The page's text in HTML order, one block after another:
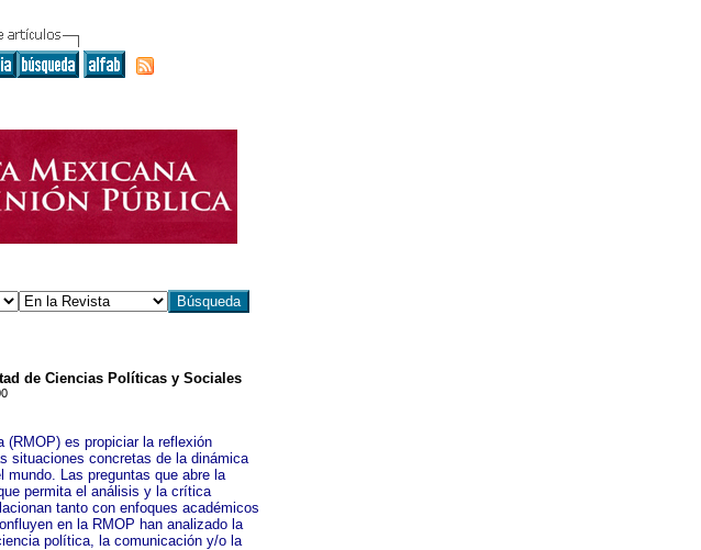
de Ciencias Políticas y Sociales
(RMOP) es propiciar la reflexión
situaciones concretas de la dinámica
Las preguntas que abre la
permita el análisis y la crítica
tanto con enfoques académicos
en la RMOP han analizado la
política, la comunicación y/o la